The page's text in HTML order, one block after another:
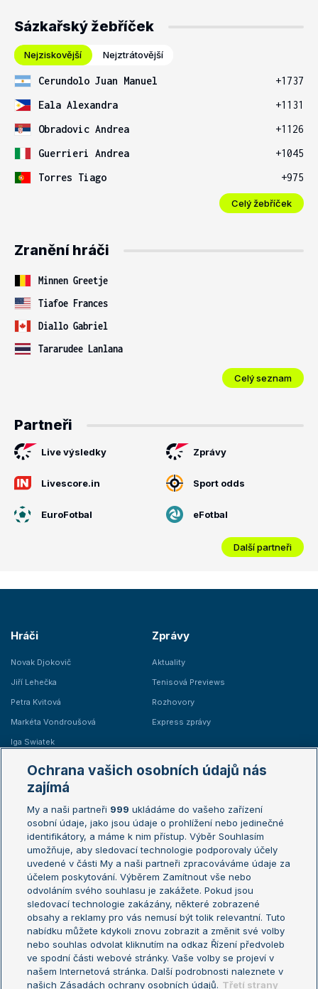
Sázkařský žebříček
Nejziskovější Nejztrátovější
Cerundolo Juan Manuel
+1737
Eala Alexandra
+1131
Obradovic Andrea
+1126
Guerrieri Andrea
+1045
Torres Tiago
+975
Celý žebříček
Zranění hráči
Minnen Greetje
Tiafoe Frances
Diallo Gabriel
Tararudee Lanlana
Celý seznam
Partneři
Live výsledky Zprávy
Livescore.in Sport odds
EuroFotbal eFotbal
Další partneři
Hráči
Novak Djokovič
Jiří Lehečka
Petra Kvitová
Markéta Vondroušová
Iga Swiatek
Zprávy
Aktuality
Tenisová Previews
Rozhovory
Express zprávy
Žebříčky
Žebříček ATP (muži)
Žebříček WTA (ženy)
Sázkařský žebříček
Australian Open
French Open
Wimbledon
US Open
Turnaj mistrů
Turnaj mistryň
Aktualní trendy
Fotbalové přestupy
Livesport Daily
Ochrana vašich osobních údajů nás
zajímá
My a naši partneři 999 ukládáme do vašeho zařízení
osobní údaje, jako jsou údaje o prohlížení nebo jedinečné
identifikátory, a máme k nim přístup. Výběr Souhlasím
umožňuje, aby sledovací technologie podporovaly účely
uvedené v části My a naši partneři zpracováváme údaje za
účelem poskytování. Výběrem Zamítnout vše nebo
odvoláním svého souhlasu je zakážete. Pokud jsou
sledovací technologie zakázány, některé zobrazené
obsahy a reklamy pro vás nemusí být tolik relevantní. Tuto
nabídku můžete kdykoli znovu zobrazit a změnit své volby
nebo souhlas odvolat kliknutím na odkaz Řízení předvoleb
ve spodní části webové stránky. Vaše volby se projeví v
našem Internetová stránka. Další podrobnosti naleznete v
našich Zásadách ochrany osobních údajů. Třetí strany